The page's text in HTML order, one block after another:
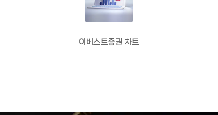
이베스트증권 차트